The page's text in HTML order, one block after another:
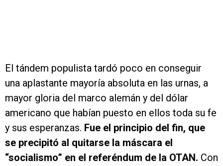
El tándem populista tardó poco en conseguir
una aplastante mayoría absoluta en las urnas, a
mayor gloria del marco alemán y del dólar
americano que habían puesto en ellos toda su fe
y sus esperanzas. Fue el principio del fin, que
se precipitó al quitarse la máscara el
“socialismo” en el referéndum de la OTAN. Con